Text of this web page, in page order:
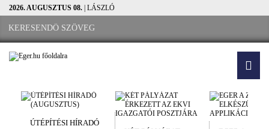
2026. AUGUSZTUS 08. | LÁSZLÓ
ÚTÉPÍTÉSI HÍRADÓ